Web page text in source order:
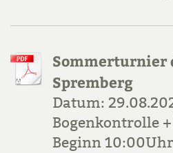
Sommerturnier
Spremberg
Datum:
Bogenkontrolle
Beginn 10:00Uhr